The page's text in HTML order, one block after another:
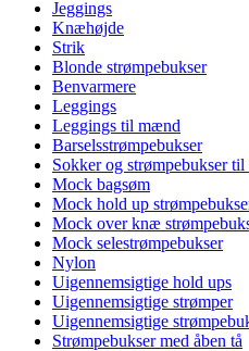
Jeggings
Knæhøjde
Strik
Blonde strømpebukser
Benvarmere
Leggings
Leggings til mænd
Barselsstrømpebukser
Sokker og strømpebukser
Mock bagsøm
Mock hold up
Mock over knæ
Mock selestrømpebukser
Nylon
Uigennemsigtige hold ups
Uigennemsigtige strømper
Uigennemsigtige
Strømpebukser med åben tå